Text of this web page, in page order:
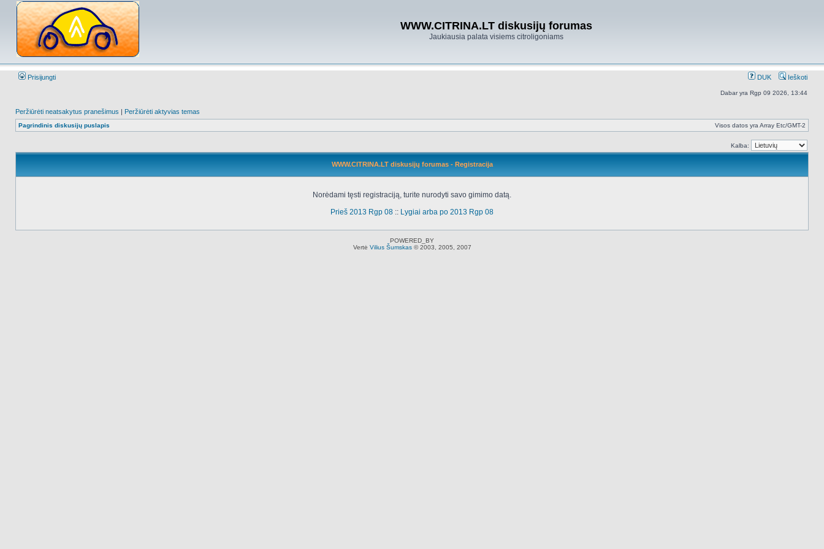
WWW.CITRINA.LT diskusijų forumas
Jaukiausia palata visiems citroligoniams
Prisijungti DUK Ieškoti
Dabar yra Rgp 09 2026, 13:44
Peržiūrėti neatsakytus pranešimus | Peržiūrėti aktyvias temas
Pagrindinis diskusijų puslapis Visos datos yra Array Etc/GMT-2
Kalba:
WWW.CITRINA.LT diskusijų forumas - Registracija
Norėdami tęsti registraciją, turite nurodyti savo gimimo datą.
Prieš 2013 Rgp 08 :: Lygiai arba po 2013 Rgp 08
POWERED_BY
Vertė Vilius Šumskas© 2003, 2005, 2007